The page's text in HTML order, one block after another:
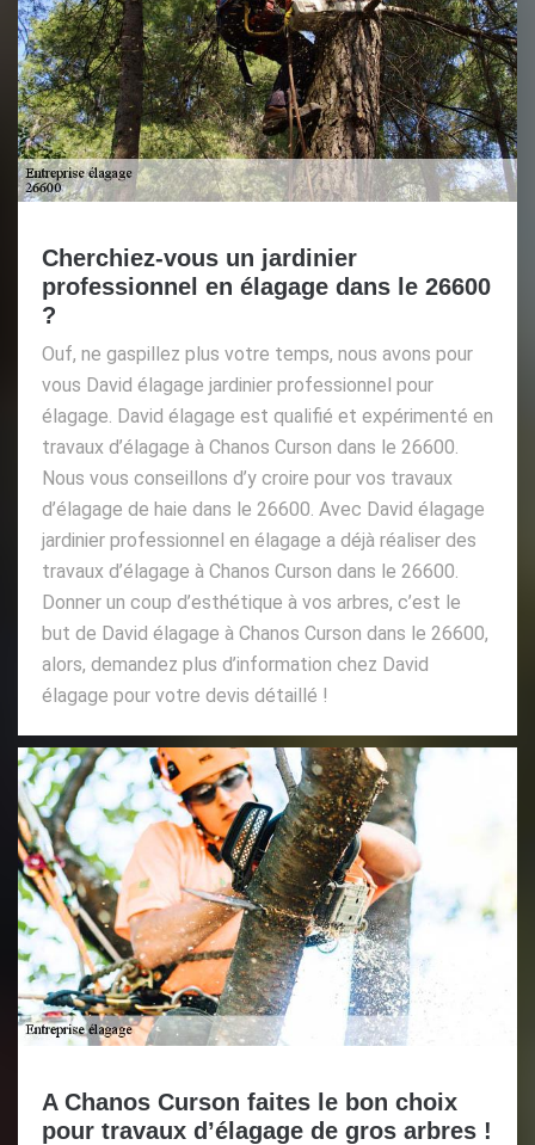
Cherchiez-vous un jardinier
professionnel en élagage dans le 26600
?
Ouf, ne gaspillez plus votre temps, nous avons pour
vous David élagage jardinier professionnel pour
élagage. David élagage est qualifié et expérimenté en
travaux d’élagage à Chanos Curson dans le 26600.
Nous vous conseillons d’y croire pour vos travaux
d’élagage de haie dans le 26600. Avec David élagage
jardinier professionnel en élagage a déjà réaliser des
travaux d’élagage à Chanos Curson dans le 26600.
Donner un coup d’esthétique à vos arbres, c’est le
but de David élagage à Chanos Curson dans le 26600,
alors, demandez plus d’information chez David
élagage pour votre devis détaillé !
A Chanos Curson faites le bon choix
pour travaux d’élagage de gros arbres !